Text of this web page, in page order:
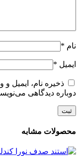
نام *
ایمیل *
ذخیره نام، ایمیل
دوباره دیدگاهی
محصولات مشابه